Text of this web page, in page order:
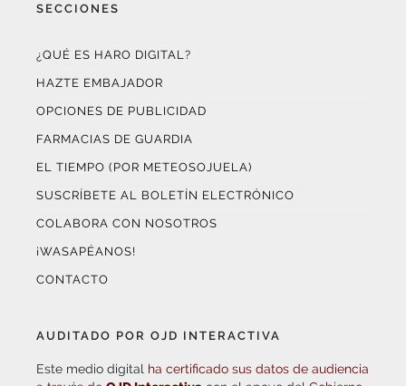
SECCIONES
¿QUÉ ES HARO DIGITAL?
HAZTE EMBAJADOR
OPCIONES DE PUBLICIDAD
FARMACIAS DE GUARDIA
EL TIEMPO (POR METEOSOJUELA)
SUSCRÍBETE AL BOLETÍN ELECTRÓNICO
COLABORA CON NOSOTROS
¡WASAPÉANOS!
CONTACTO
AUDITADO POR OJD INTERACTIVA
Este medio digital ha certificado sus datos de audiencia